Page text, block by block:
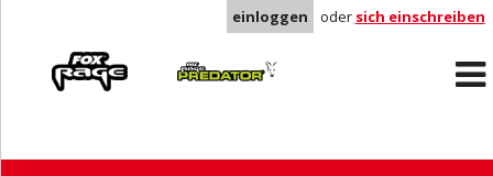
einloggen oder sich einschreiben
Predator